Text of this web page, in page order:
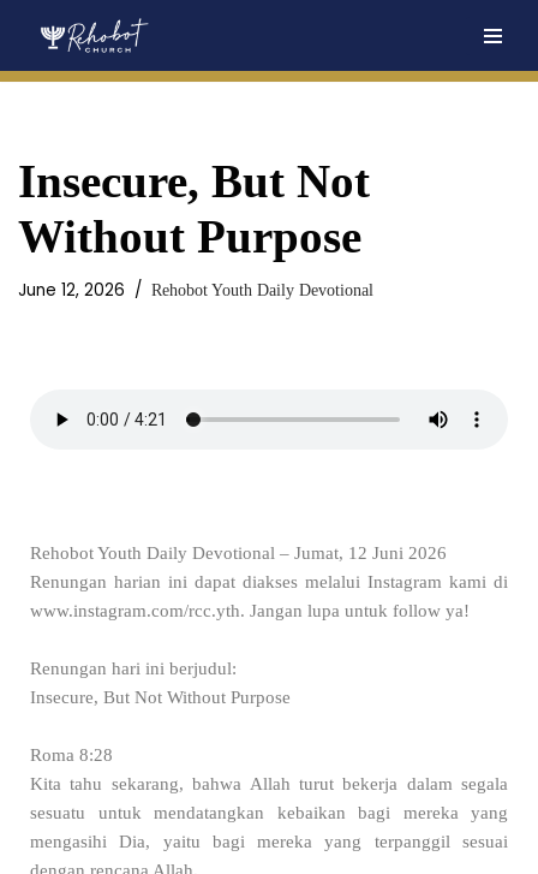
Insecure, But Not
Without Purpose
June 12, 2026 Rehobot Youth Daily Devotional
Rehobot Youth Daily Devotional – Jumat, 12 Juni 2026
Renungan harian ini dapat diakses melalui Instagram kami di
www.instagram.com/rcc.yth. Jangan lupa untuk follow ya!
Renungan hari ini berjudul:
Insecure, But Not Without Purpose
Roma 8:28
Kita tahu sekarang, bahwa Allah turut bekerja dalam segala
sesuatu untuk mendatangkan kebaikan bagi mereka yang
mengasihi Dia, yaitu bagi mereka yang terpanggil sesuai